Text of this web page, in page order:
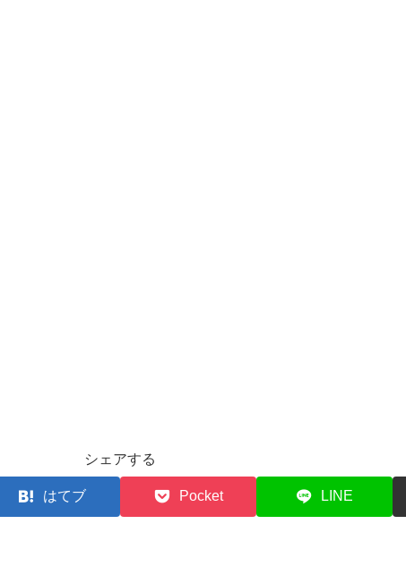
シェアする
はてブ Pocket LINE